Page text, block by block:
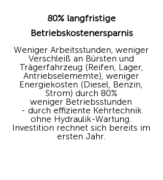
80% langfristige
Betriebskostenersparnis
Weniger Arbeitsstunden, weniger
Verschleiß an Bürsten und
Trägerfahrzeug (Reifen, Lager,
Antriebselememte), weniger
Energiekosten (Diesel, Benzin,
Strom) durch 80%
weniger Betriebsstunden
- durch effiziente Kehrtechnik
ohne Hydraulik-Wartung.
Investition rechnet sich bereits im
ersten Jahr.